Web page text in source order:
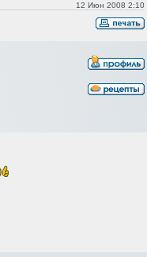
12 Июн 2008 2:10